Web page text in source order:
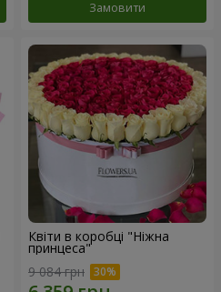
Замовити
Квіти в коробці "Ніжна
принцеса"
9 084 грн